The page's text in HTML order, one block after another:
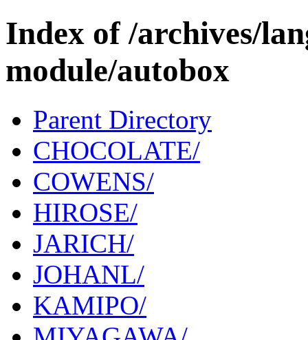
Index of /archives/
module/autobox
Parent Directory
CHOCOLATE/
COWENS/
HIROSE/
JARICH/
JOHANL/
KAMIPO/